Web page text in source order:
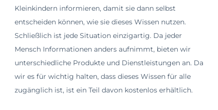
Kleinkindern informieren, damit sie dann selbst
entscheiden können, wie sie dieses Wissen nutzen.
Schließlich ist jede Situation einzigartig. Da jeder
Mensch Informationen anders aufnimmt, bieten wir
unterschiedliche Produkte und Dienstleistungen an. Da
wir es für wichtig halten, dass dieses Wissen für alle
zugänglich ist, ist ein Teil davon kostenlos erhältlich.